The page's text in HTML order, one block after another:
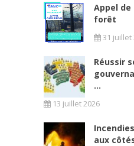
Appel
forêt
31 juillet
Réussir
...
13 juillet 2026
aux